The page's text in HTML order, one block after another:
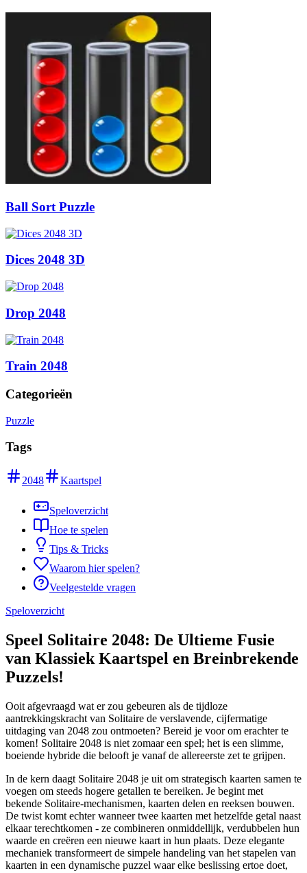
Ball Sort Puzzle
Dices 2048 3D
Drop 2048
Train 2048
Categorieën
Puzzle
Tags
2048 Kaartspel
Speloverzicht
Hoe te spelen
Tips & Tricks
Waarom hier spelen?
Veelgestelde vragen
Speloverzicht
Speel Solitaire 2048: De Ultieme Fusie
van Klassiek Kaartspel en Breinbrekende
Puzzels!
Ooit afgevraagd wat er zou gebeuren als de tijdloze
aantrekkingskracht van Solitaire de verslavende, cijfermatige
uitdaging van 2048 zou ontmoeten? Bereid je voor om erachter te
komen! Solitaire 2048 is niet zomaar een spel; het is een slimme,
boeiende hybride die belooft je vanaf de allereerste zet te grijpen.
In de kern daagt Solitaire 2048 je uit om strategisch kaarten samen te
voegen om steeds hogere getallen te bereiken. Je begint met
bekende Solitaire-mechanismen, kaarten delen en reeksen bouwen.
De twist komt echter wanneer twee kaarten met hetzelfde getal naast
elkaar terechtkomen - ze combineren onmiddellijk, verdubbelen hun
waarde en creëren een nieuwe kaart in hun plaats. Deze elegante
mechaniek transformeert de simpele handeling van het stapelen van
kaarten in een dynamische puzzel waar elke beslissing ertoe doet,